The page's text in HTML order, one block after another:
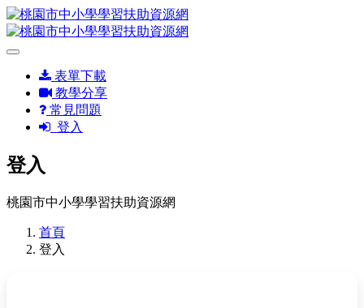
表單下載
教學分享
常見問題
登入
登入
桃園市中小學學習扶助資源網
首頁
登入